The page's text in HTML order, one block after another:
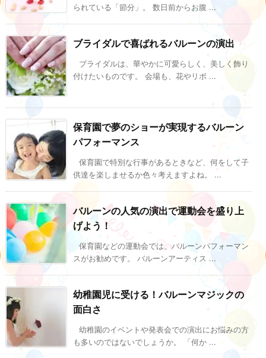
られている「節分」。 数日前からお腹 ...
ブライダルで喜ばれるバルーンの演出
ブライダルは、華やかに可愛らしく、美しく飾り
付けたいものです。 会場も、花やリボ ...
保育園で夢のショーが実現するバルーン
パフォーマンス
保育園で特別な行事があるときなど、何をして子
供達を楽しませるか色々考えますよね。 ...
バルーンの人気の演出で運動会を盛り上
げよう！
保育園などの運動会では、バルーンパフォーマン
スがお勧めです。 バルーンアーティス ...
幼稚園児に受ける！バルーンマジックの
面白さ
幼稚園のイベントや発表会での演出にお悩みの方
も多いのではないでしょうか。 「何か ...